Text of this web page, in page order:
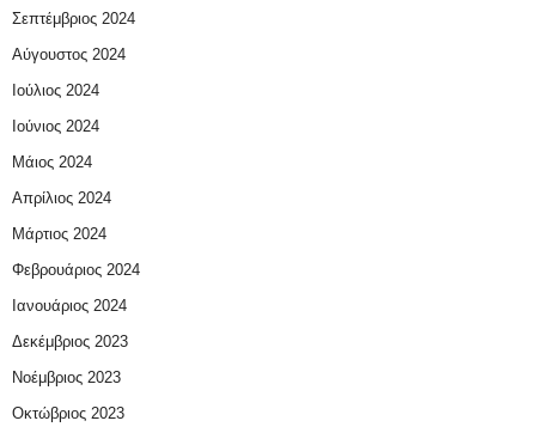
Σεπτέμβριος 2024
Αύγουστος 2024
Ιούλιος 2024
Ιούνιος 2024
Μάιος 2024
Απρίλιος 2024
Μάρτιος 2024
Φεβρουάριος 2024
Ιανουάριος 2024
Δεκέμβριος 2023
Νοέμβριος 2023
Οκτώβριος 2023